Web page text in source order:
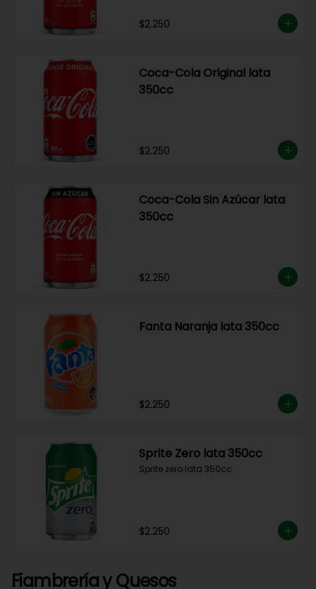
$2.250
Coca-Cola Original lata
350cc
$2.250
Coca-Cola Sin Azúcar lata
350cc
$2.250
Fanta Naranja lata 350cc
$2.250
Sprite Zero lata 350cc
Sprite zero lata 350cc.
$2.250
Fiambrería y Quesos